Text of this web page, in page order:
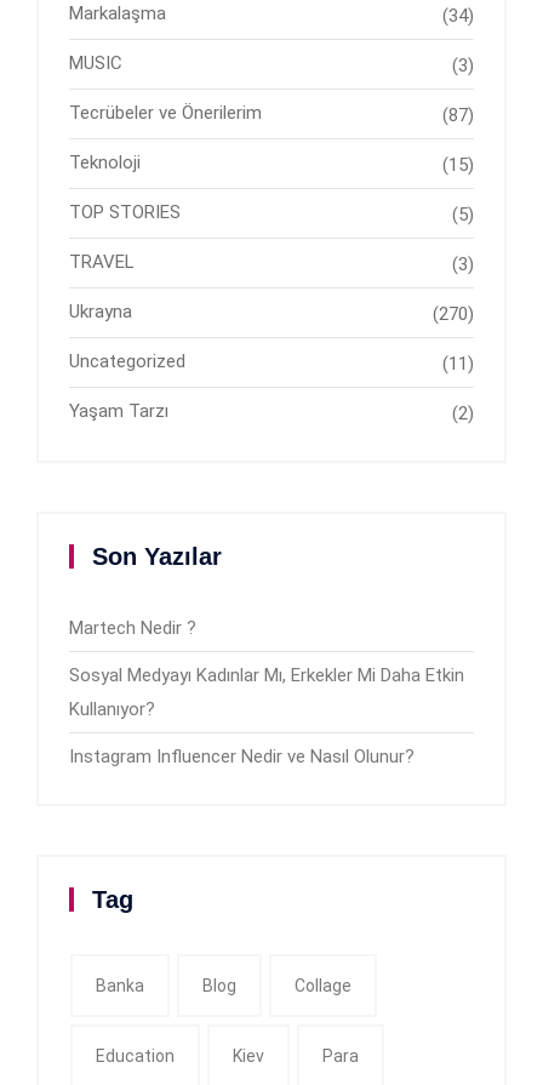
Markalaşma (34)
MUSIC (3)
Tecrübeler ve Önerilerim (87)
Teknoloji (15)
TOP STORIES (5)
TRAVEL (3)
Ukrayna (270)
Uncategorized (11)
Yaşam Tarzı (2)
Son Yazılar
Martech Nedir ?
Sosyal Medyayı Kadınlar Mı, Erkekler Mi Daha Etkin
Kullanıyor?
Instagram Influencer Nedir ve Nasıl Olunur?
Tag
Banka Blog Collage
Education Kiev Para